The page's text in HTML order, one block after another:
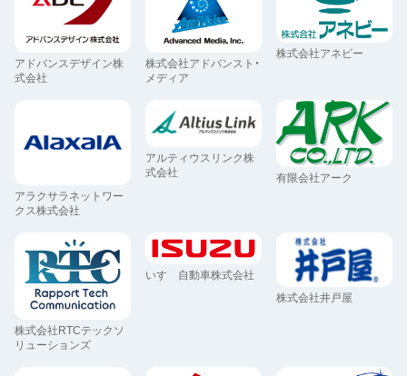
アドバンスデザイン株
式会社
株式会社アドバンスト・
メディア
株式会社アネビー
アラクサラネットワー
クス株式会社
アルティウスリンク株
式会社
有限会社アーク
株式会社RTCテックソ
リューションズ
いすゞ自動車株式会社
株式会社井戸屋